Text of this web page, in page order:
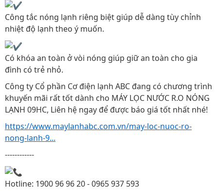
Công tắc nóng lạnh riêng biệt giúp dễ dàng tùy chỉnh
nhiệt độ lạnh theo ý muốn.
Có khóa an toàn ở vòi nóng giúp giữ an toàn cho gia
đình có trẻ nhỏ.
Công ty Cổ phần Cơ điện lạnh ABC đang có chương trình
khuyến mãi rất tốt dành cho MÁY LỌC NƯỚC R.O NÓNG
LẠNH 09HC, Liên hệ ngay để được báo giá tốt nhất nhé!
https://www.maylanhabc.com.vn/may-loc-nuoc-ro-
nong-lanh-9...
------------
Hotline: 1900 96 96 20 - 0965 937 593